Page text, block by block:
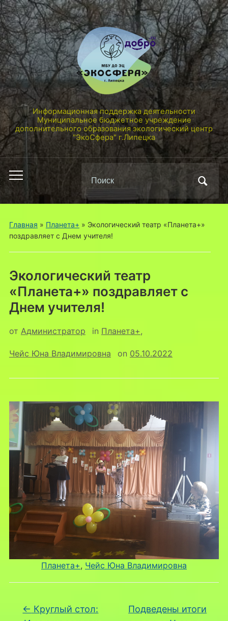
Информационная поддержка деятельности
Муниципальное бюджетное учреждение
дополнительного образования экологический центр
"ЭкоСфера" г.Липецка
Переключить
мобильное
меню
Поиск
по:
Главная » Планета+ » Экологический театр «Планета+»
поздравляет с Днем учителя!
Экологический театр
«Планета+» поздравляет с
Днем учителя!
от Администратор in Планета+,
Чейс Юна Владимировна on 05.10.2022
Планета+, Чейс Юна Владимировна
← Круглый стол:
Подведены итоги